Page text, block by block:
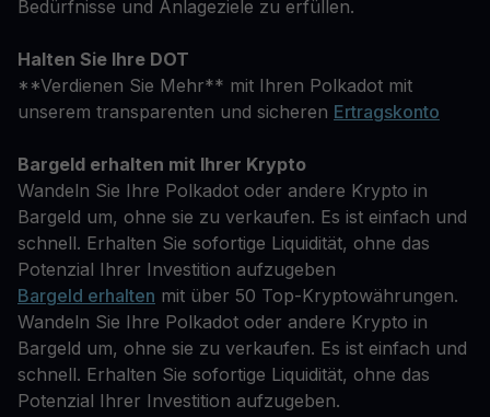
Bedürfnisse und Anlageziele zu erfüllen.
Halten Sie Ihre DOT
**Verdienen Sie Mehr** mit Ihren Polkadot mit
unserem transparenten und sicheren Ertragskonto
Bargeld erhalten mit Ihrer Krypto
Wandeln Sie Ihre Polkadot oder andere Krypto in
Bargeld um, ohne sie zu verkaufen. Es ist einfach und
schnell. Erhalten Sie sofortige Liquidität, ohne das
Potenzial Ihrer Investition aufzugeben
Bargeld erhalten mit über 50 Top-Kryptowährungen.
Wandeln Sie Ihre Polkadot oder andere Krypto in
Bargeld um, ohne sie zu verkaufen. Es ist einfach und
schnell. Erhalten Sie sofortige Liquidität, ohne das
Potenzial Ihrer Investition aufzugeben.